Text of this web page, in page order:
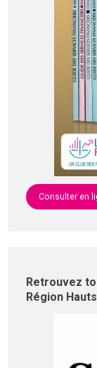
Consulter en
Retrouvez
Région